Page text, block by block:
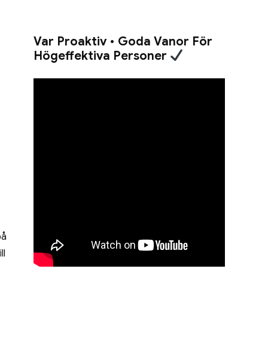
Var Proaktiv • Goda Vanor För
Högeffektiva Personer